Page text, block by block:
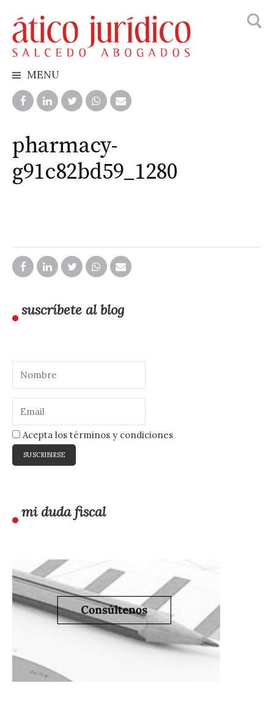
to
content
MENU
pharmacy-
g91c82bd59_1280
suscríbete al blog
Acepta los términos y condiciones
mi duda fiscal